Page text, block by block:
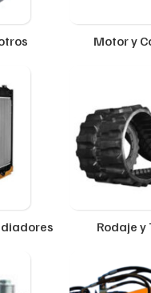
Motor y
Rodaje